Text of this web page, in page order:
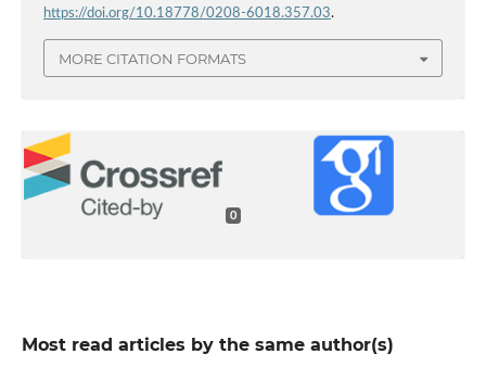
https://doi.org/10.18778/0208-6018.357.03.
MORE CITATION FORMATS
0
Most read articles by the same author(s)